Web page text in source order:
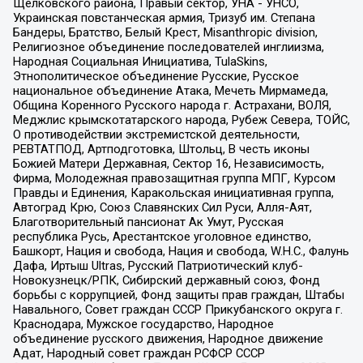
Щелковского района, Правый сектор, УНА - УНСО,
Украинская повстанческая армия, Тризуб им. Степана
Бандеры, Братство, Белый Крест, Misanthropic division,
Религиозное объединение последователей инглиизма,
Народная Социальная Инициатива, TulaSkins,
Этнополитическое объединение Русские, Русское
национальное объединение Атака, Мечеть Мирмамеда,
Община Коренного Русского народа г. Астрахани, ВОЛЯ,
Меджлис крымскотатарского народа, Рубеж Севера, ТОЙС,
О противодействии экстремистской деятельности,
РЕВТАТПОД, Артподготовка, Штольц, В честь иконы
Божией Матери Державная, Сектор 16, Независимость,
Фирма, Молодежная правозащитная группа МПГ, Курсом
Правды и Единения, Каракольская инициативная группа,
Автоград Крю, Союз Славянских Сил Руси, Алля-Аят,
Благотворительный пансионат Ак Умут, Русская
республика Русь, Арестантское уголовное единство,
Башкорт, Нация и свобода, Нация и свобода, W.H.С., Фалунь
Дафа, Иртыш Ultras, Русский Патриотический клуб-
Новокузнецк/РПК, Сибирский державный союз, Фонд
борьбы с коррупцией, Фонд защиты прав граждан, Штабы
Навального, Совет граждан СССР Прикубанского округа г.
Краснодара, Мужское государство, Народное
объединение русского движения, Народное движение
Адат, Народный совет граждан РСФСР СССР